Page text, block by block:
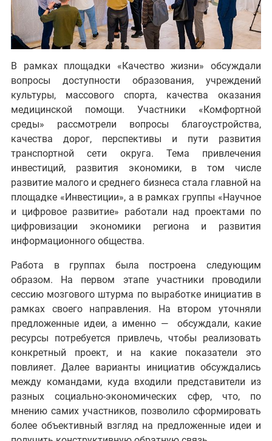
В рамках площадки «Качество жизни» обсуждали
вопросы доступности образования, учреждений
культуры, массового спорта, качества оказания
медицинской помощи. Участники «Комфортной
среды» рассмотрели вопросы благоустройства,
качества дорог, перспективы и пути развития
транспортной сети округа. Тема привлечения
инвестиций, развития экономики, в том числе
развитие малого и среднего бизнеса стала главной на
площадке «Инвестиции», а в рамках группы «Научное
и цифровое развитие» работали над проектами по
цифровизации экономики региона и развития
информационного общества.
Работа в группах была построена следующим
образом. На первом этапе участники проводили
сессию мозгового штурма по выработке инициатив в
рамках своего направления. На втором уточняли
предложенные идеи, а именно — обсуждали, какие
ресурсы потребуется привлечь, чтобы реализовать
конкретный проект, и на какие показатели это
повлияет. Далее варианты инициатив обсуждались
между командами, куда входили представители из
разных социально-экономических сфер, что, по
мнению самих участников, позволило сформировать
более объективный взгляд на предложенные идеи и